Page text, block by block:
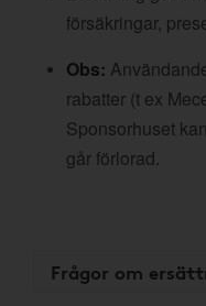
försäkringar,
Obs:
rabatter (t ex
Sponsorhuset
går förlorad.
Frågor om